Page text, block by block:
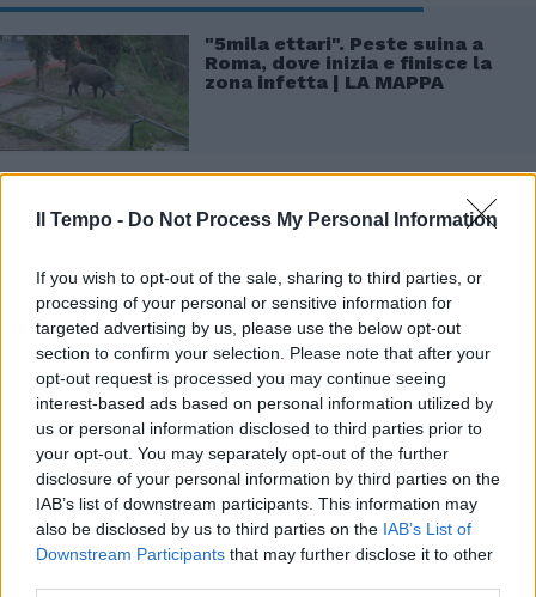
Il Tempo - Do Not Process My Personal Information
If you wish to opt-out of the sale, sharing to third parties, or
processing of your personal or sensitive information for
targeted advertising by us, please use the below opt-out
section to confirm your selection. Please note that after your
opt-out request is processed you may continue seeing
interest-based ads based on personal information utilized by
us or personal information disclosed to third parties prior to
your opt-out. You may separately opt-out of the further
disclosure of your personal information by third parties on the
IAB’s list of downstream participants. This information may
also be disclosed by us to third parties on the IAB’s List of
Downstream Participants that may further disclose it to other
"5mila ettari". Peste suina a
Roma, dove inizia e finisce la
zona infetta | LA MAPPA